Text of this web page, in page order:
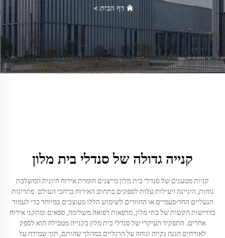
דף הבית >
קנייה גדולה של סנדלי בית מלון
קניות מטענים של סנדלי בית מלון מייצגים חומרת אירוח חיונית המשלבת
נוחות, היגיינה ויעילות עלות לספקים בתחום האירוח ברחבי העולם. פתרונות
הנעליים החד-פעמיים או החוזרים לשימוש הללו מעוצבים במיוחד כדי לעמוד
בדרישות הקשות של בתי מלון, מרפאות רפואה משלימה, ספאים ומתקני אירוח
אחרים. התפקיד העיקרי של סנדלי בית מלון בקנייה מטבילה הוא לספק
לאורחים הגנה נקייה ונוחה על הרגליים במהלך שהותם, תוך שמירה על